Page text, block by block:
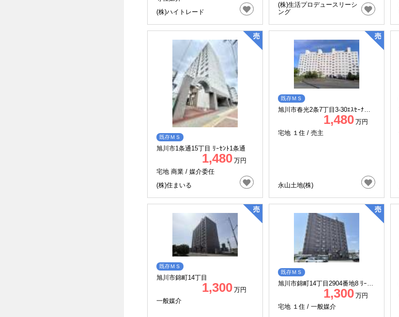
(株)ハイトレード
(株)生活プロデュースリーシ
ング
既存ＭＳ
旭川市1条通15丁目 ﾘｰｾﾝﾄ1条通
1,480 万円
宅地 商業 / 媒介委任
(株)住まいる
既存ＭＳ
旭川市春光2条7丁目3‐30ｴｽｾｰﾅ春
1,480 万円
宅地 １住 / 売主
永山土地(株)
既存ＭＳ
旭川市錦町14丁目
1,300 万円
一般媒介
既存ＭＳ
旭川市錦町14丁目2904番地8 ﾘｰｾﾝ
1,300 万円
宅地 １住 / 一般媒介